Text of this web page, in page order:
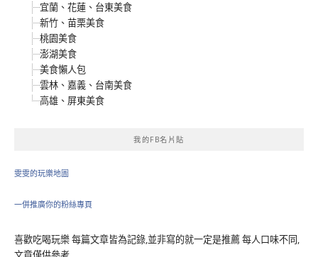
宜蘭、花蓮、台東美食
新竹、苗栗美食
桃園美食
澎湖美食
美食懶人包
雲林、嘉義、台南美食
高雄、屏東美食
我的FB名片貼
雯雯的玩樂地圖
一併推廣你的粉絲專頁
喜歡吃喝玩樂 每篇文章皆為記錄,並非寫的就一定是推薦 每人口味不同,